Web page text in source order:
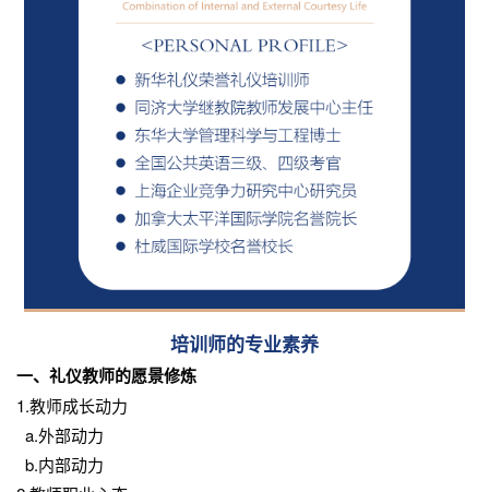
培训师的专业素养
一、礼仪教师的愿景修炼
1.教师成长动力
a.外部动力
b.内部动力